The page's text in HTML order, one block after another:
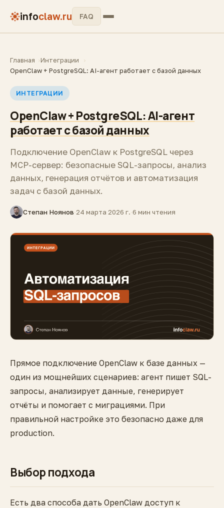
infoclaw.ru FAQ
Главная
Интеграции
OpenClaw + PostgreSQL: AI-агент работает с базой данных
ИНТЕГРАЦИИ
OpenClaw + PostgreSQL: AI-агент
работает с базой данных
Подключение OpenClaw к PostgreSQL через
MCP-сервер: безопасные SQL-запросы, анализ
данных, генерация отчётов и автоматизация
задач с базой данных.
Степан Ноянов·24 марта 2026 г.·6 мин чтения
Прямое подключение OpenClaw к базе данных —
один из мощнейших сценариев: агент пишет SQL-
запросы, анализирует данные, генерирует
отчёты и помогает с миграциями. При
правильной настройке это безопасно даже для
production.
Выбор подхода
Есть два способа дать OpenClaw доступ к